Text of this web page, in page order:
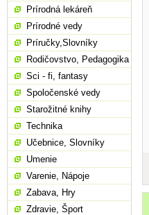
Prírodná lekáreň
Prírodné vedy
Príručky,Slovníky
Rodičovstvo, Pedagogika
Sci - fi, fantasy
Spoločenské vedy
Starožitné knihy
Technika
Učebnice, Slovníky
Umenie
Varenie, Nápoje
Zabava, Hry
Zdravie, Šport